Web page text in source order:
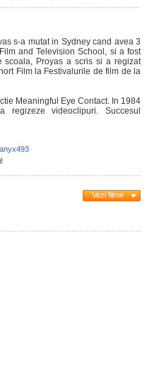
s-a mutat in Sydney cand avea 3
and Television School, si a fost
Proyas a scris si a regizat
Film la Festivalurile de film de la
Meaningful Eye Contact. In 1984
videoclipuri. Succesul
Vezi filme